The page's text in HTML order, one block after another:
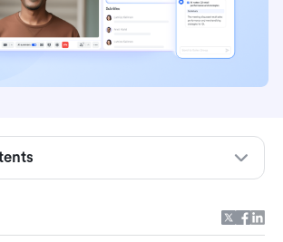
crean silos de información